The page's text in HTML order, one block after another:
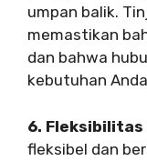
umpan balik.
memastikan
dan bahwa
kebutuhan
6. Fleksibilitas
fleksibel dan